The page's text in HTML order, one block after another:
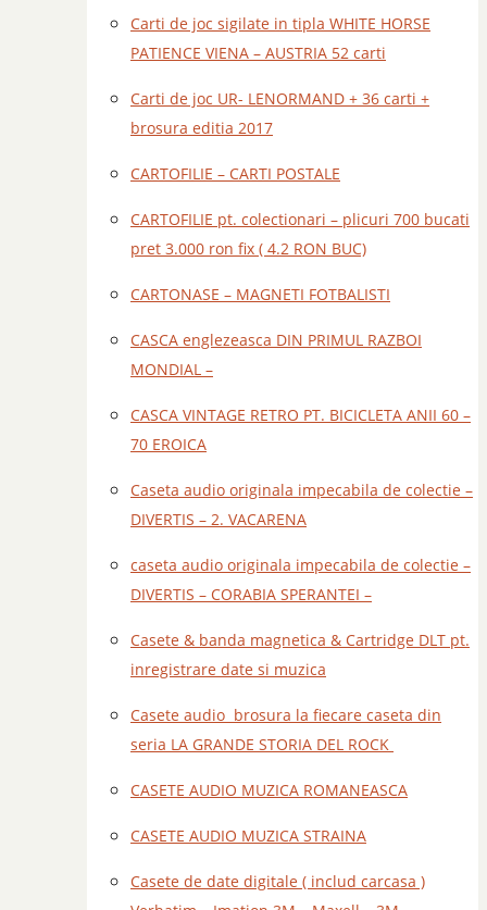
Carti de joc sigilate in tipla WHITE HORSE
PATIENCE VIENA – AUSTRIA 52 carti
Carti de joc UR- LENORMAND + 36 carti +
brosura editia 2017
CARTOFILIE – CARTI POSTALE
CARTOFILIE pt. colectionari – plicuri 700 bucati
pret 3.000 ron fix ( 4.2 RON BUC)
CARTONASE – MAGNETI FOTBALISTI
CASCA englezeasca DIN PRIMUL RAZBOI
MONDIAL –
CASCA VINTAGE RETRO PT. BICICLETA ANII 60 –
70 EROICA
Caseta audio originala impecabila de colectie –
DIVERTIS – 2. VACARENA
caseta audio originala impecabila de colectie –
DIVERTIS – CORABIA SPERANTEI –
Casete & banda magnetica & Cartridge DLT pt.
inregistrare date si muzica
Casete audio brosura la fiecare caseta din
seria LA GRANDE STORIA DEL ROCK
CASETE AUDIO MUZICA ROMANEASCA
CASETE AUDIO MUZICA STRAINA
Casete de date digitale ( includ carcasa )